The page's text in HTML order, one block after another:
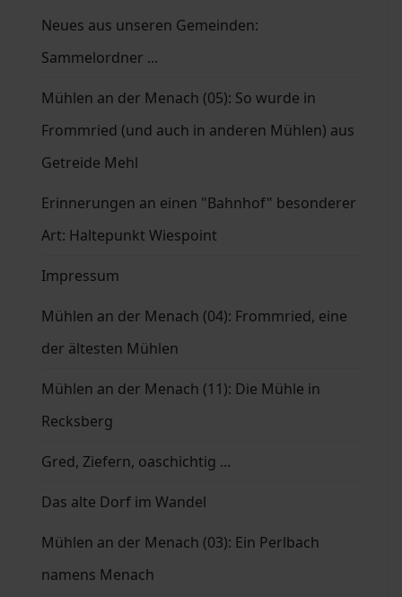
Neues aus unseren Gemeinden:
Sammelordner ...
Mühlen an der Menach (05): So wurde in
Frommried (und auch in anderen Mühlen) aus
Getreide Mehl
Erinnerungen an einen "Bahnhof" besonderer
Art: Haltepunkt Wiespoint
Impressum
Mühlen an der Menach (04): Frommried, eine
der ältesten Mühlen
Mühlen an der Menach (11): Die Mühle in
Recksberg
Gred, Ziefern, oaschichtig ...
Das alte Dorf im Wandel
Mühlen an der Menach (03): Ein Perlbach
namens Menach